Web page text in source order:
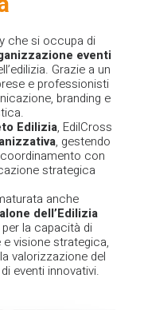
che si occupa di
eventi
Grazie a un
e professionisti
branding e
Edilizia, EdilCross
, gestendo
con
strategica
anche
dell’Edilizia
la capacità di
visione strategica,
valorizzazione del
eventi innovativi.